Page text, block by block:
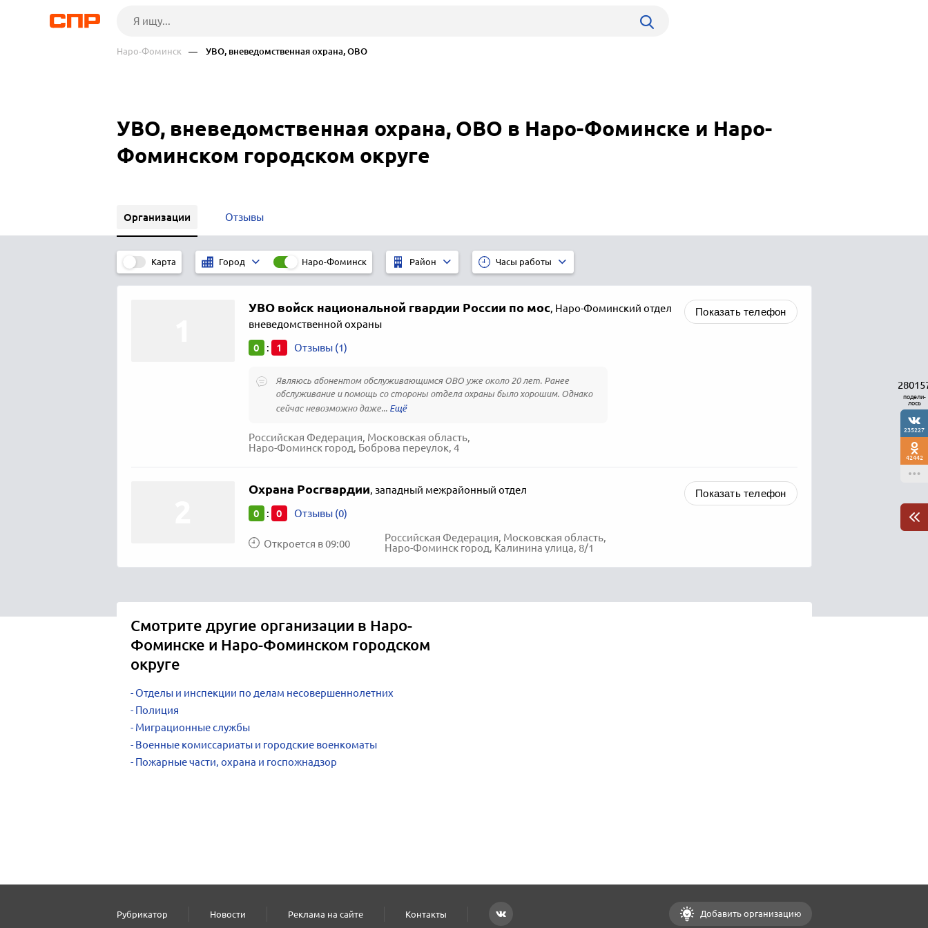
Наро-Фоминск — УВО, вневедомственная охрана, ОВО
УВО, вневедомственная охрана, ОВО в Наро-Фоминске и Наро-
Фоминском городском округе
Организации Отзывы
Карта Город Наро-Фоминск Район Часы работы
УВО войск национальной гвардии России по мос, Наро-Фоминский отдел
вневедомственной охраны
0 : 1 Отзывы (1)
Являюсь абонентом обслуживающимся ОВО уже около 20 лет. Ранее
обслуживание и помощь со стороны отдела охраны было хорошим. Однако
сейчас невозможно даже...
Российская Федерация, Московская область,
Наро-Фоминск город, Боброва переулок, 4
Показать телефон
Охрана Росгвардии, западный межрайонный отдел
0 : 0 Отзывы (0)
Откроется в 09:00
Российская Федерация, Московская область,
Наро-Фоминск город, Калинина улица, 8/1
Показать телефон
Смотрите другие организации в Наро-
Фоминске и Наро-Фоминском городском
округе
Отделы и инспекции по делам несовершеннолетних
Полиция
Миграционные службы
Военные комиссариаты и городские военкоматы
Пожарные части, охрана и госпожнадзор
подели-
лось
235227
42442
Рубрикатор Новости Реклама на сайте Контакты Добавить организацию